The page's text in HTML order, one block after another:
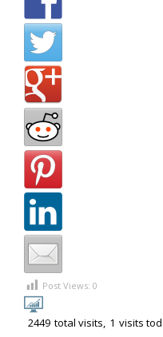
Post Views: 0
2449 total visits, 1 visits